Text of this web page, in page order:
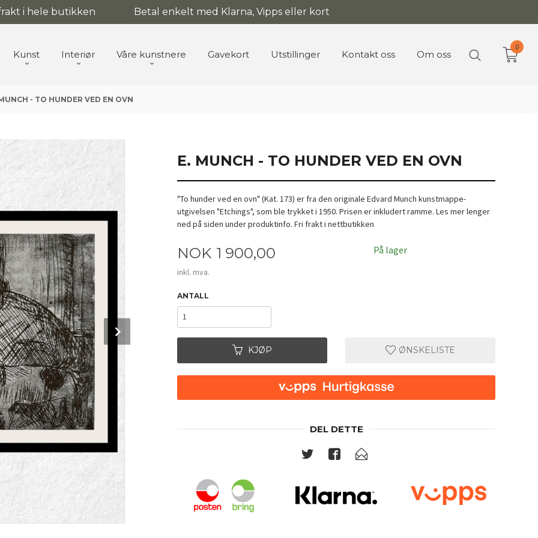
i hele butikken Betal enkelt med Klarna, Vipps eller kort
Kunst Interiør Våre kunstnere Gavekort Utstillinger Kontakt oss Om oss
0
- TO HUNDER VED EN OVN
E. MUNCH - TO HUNDER VED EN OVN
"To hunder ved en ovn" (Kat. 173) er fra den originale Edvard Munch kunstmappe-
utgivelsen "Etchings", som ble trykket i 1950. Prisen er inkludert ramme. Les mer lenger
ned på siden under produktinfo. Fri frakt i nettbutikken
Pris
NOK 1 900,00
inkl. mva.
På lager
ANTALL
KJØP ØNSKELISTE
DEL DETTE